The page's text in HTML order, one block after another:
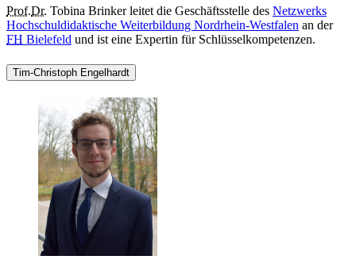
Prof.Dr. Tobina Brinker leitet die Geschäftsstelle des Netzwerks
Hochschuldidaktische Weiterbildung Nordrhein-Westfalen an der
FH Bielefeld und ist eine Expertin für Schlüsselkompetenzen.
Tim-Christoph Engelhardt